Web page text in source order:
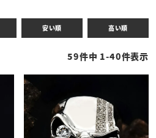
予約商品 セール商品
安い順 高い順
59件中 1-40件表示